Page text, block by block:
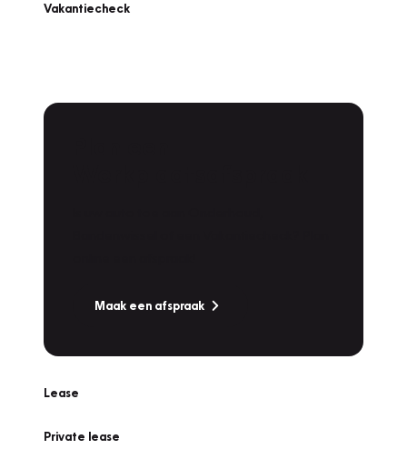
Vakantiecheck
Maak een afspraak
Lease
Private lease